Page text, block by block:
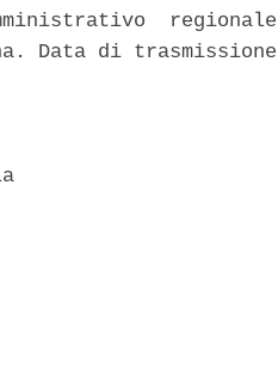
regionale
Data di trasmissione